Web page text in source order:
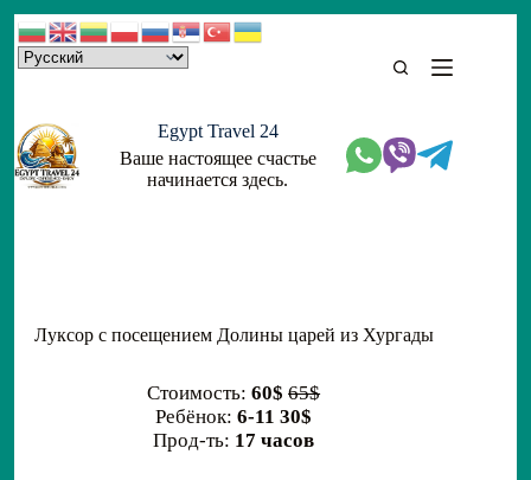
Skip
to
content
Egypt Travel 24
Ваше настоящее счастье
начинается здесь.
Луксор с посещением Долины царей из Хургады
Стоимость:60$ 65$
Ребёнок:6-11 30$
Прод-ть: 17 часов